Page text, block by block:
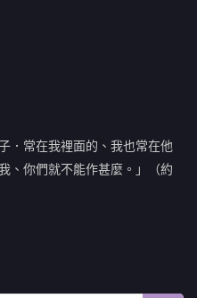
．常在我裡面的、我也常在他
、你們就不能作甚麼。」（約